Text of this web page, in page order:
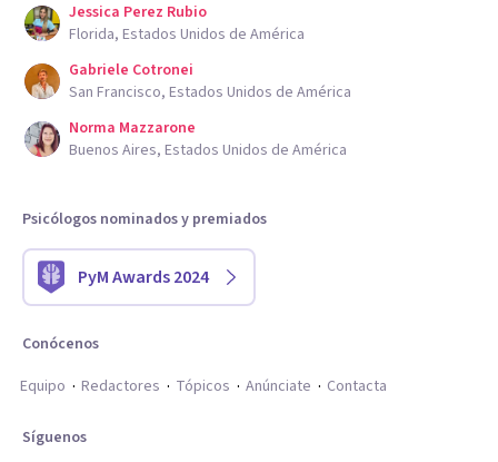
Jessica Perez Rubio
Florida, Estados Unidos de América
Gabriele Cotronei
San Francisco, Estados Unidos de América
Norma Mazzarone
Buenos Aires, Estados Unidos de América
Psicólogos nominados y premiados
PyM Awards 2024
Conócenos
Equipo
Redactores Tópicos Anúnciate Contacta
Síguenos